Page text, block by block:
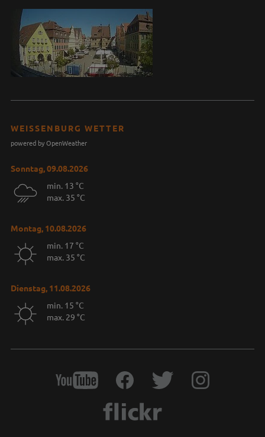
WEISSENBURG WETTER
powered by OpenWeather
Sonntag, 09.08.2026
min. 13 °C
max. 35 °C
Montag, 10.08.2026
min. 17 °C
max. 35 °C
Dienstag, 11.08.2026
min. 15 °C
max. 29 °C